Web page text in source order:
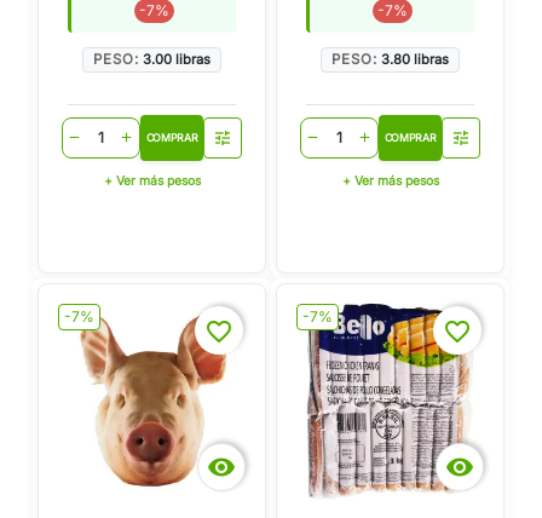
-7%
PESO: 3.00 libras
remove add COMPRAR tune
+ Ver más pesos
-7%
PESO: 3.80 libras
remove add COMPRAR tune
+ Ver más pesos
-7%

favorite_border
-7%

favorite_border